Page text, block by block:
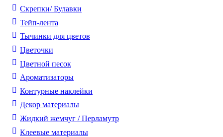
Скрепки/ Булавки
Тейп-лента
Тычинки для цветов
Цветочки
Цветной песок
Ароматизаторы
Контурные наклейки
Декор материалы
Жидкий жемчуг / Перламутр
Клеевые материалы